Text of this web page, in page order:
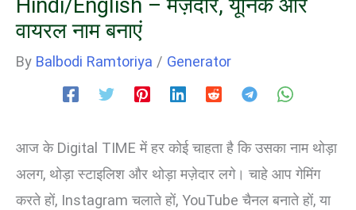
Hindi/English – मज़ेदार, यूनिक और
वायरल नाम बनाएं
By Balbodi Ramtoriya / Generator
आज के Digital TIME में हर कोई चाहता है कि उसका नाम थोड़ा
अलग, थोड़ा स्टाइलिश और थोड़ा मज़ेदार लगे। चाहे आप गेमिंग
करते हों, Instagram चलाते हों, YouTube चैनल बनाते हों, या